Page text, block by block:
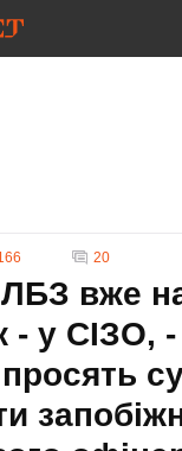
20
вже
- у СІЗО, -
просять